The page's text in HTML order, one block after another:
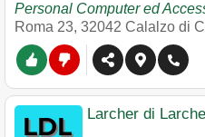
Personal Computer ed
Roma 23, 32042 Calalzo di
Larcher di